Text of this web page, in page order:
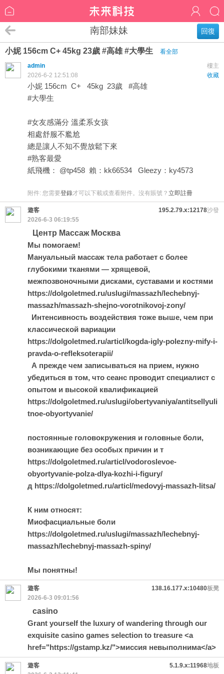
回復
南部妹妹
小妮 156cm C+ 45kg 23歲 #高雄 #大學生
看全部
樓主
admin
收藏
2026-6-2 12:51:08
小妮 156cm C+ 45kg 23歲 #高雄
#大學生
#女友感滿分 溫柔系女孩
相處舒服不尷尬
總是讓人不知不覺放鬆下來
#熟客最愛
紙飛機： @tp458 賴：kk66534 Gleezy：ky4573
附件: 您需要登錄才可以下載或查看附件。沒有賬號？ 立即註冊
沙發
遊客
195.2.79.x:12178
2026-6-3 06:19:55
Центр Массаж Москва
Мы помогаем!
Мануальный массаж тела работает с более
глубокими тканями — хрящевой,
межпозвоночными дисками, суставами и костями
https://dolgoletmed.ru/uslugi/massazh/lechebnyj-
massazh/massazh-shejno-vorotnikovoj-zony/
Интенсивность воздействия тоже выше, чем при
классической вариации
https://dolgoletmed.ru/articl/kogda-igly-polezny-mify-i-
pravda-o-refleksoterapii/
А прежде чем записываться на прием, нужно
убедиться в том, что сеанс проводит специалист с
опытом и высокой квалификацией
https://dolgoletmed.ru/uslugi/obertyvaniya/antitsellyuli
tnoe-obyortyvanie/
постоянные головокружения и головные боли,
возникающие без особых причин и т
https://dolgoletmed.ru/articl/vodoroslevoe-
obyortyvanie-polza-dlya-kozhi-i-figury/
д https://dolgoletmed.ru/articl/medovyj-massazh-litsa/
К ним относят:
Миофасциальные боли
https://dolgoletmed.ru/uslugi/massazh/lechebnyj-
massazh/lechebnyj-massazh-spiny/
Мы понятны!
板凳
遊客
138.16.177.x:10480
2026-6-3 09:01:56
casino
Grant yourself the luxury of wandering through our
exquisite casino games selection to treasure <a
href="https://gstamp.kz/">миссия невыполнима</a>
地板
遊客
5.1.9.x:11968